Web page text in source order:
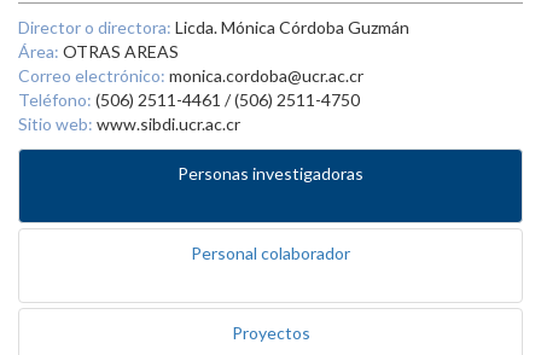
Director o directora: Licda. Mónica Córdoba Guzmán
Área: OTRAS AREAS
Correo electrónico: monica.cordoba@ucr.ac.cr
Teléfono: (506) 2511-4461 / (506) 2511-4750
Sitio web: www.sibdi.ucr.ac.cr
Personas investigadoras
Personal colaborador
Proyectos